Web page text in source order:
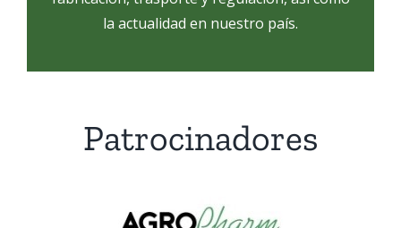
la actualidad en nuestro país.
Patrocinadores